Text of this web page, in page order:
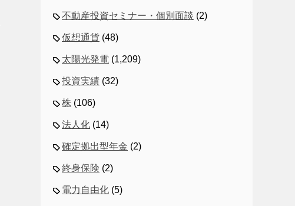
不動産投資セミナー・個別面談 (2)
仮想通貨 (48)
太陽光発電 (1,209)
投資実績 (32)
株 (106)
法人化 (14)
確定拠出型年金 (2)
終身保険 (2)
電力自由化 (5)